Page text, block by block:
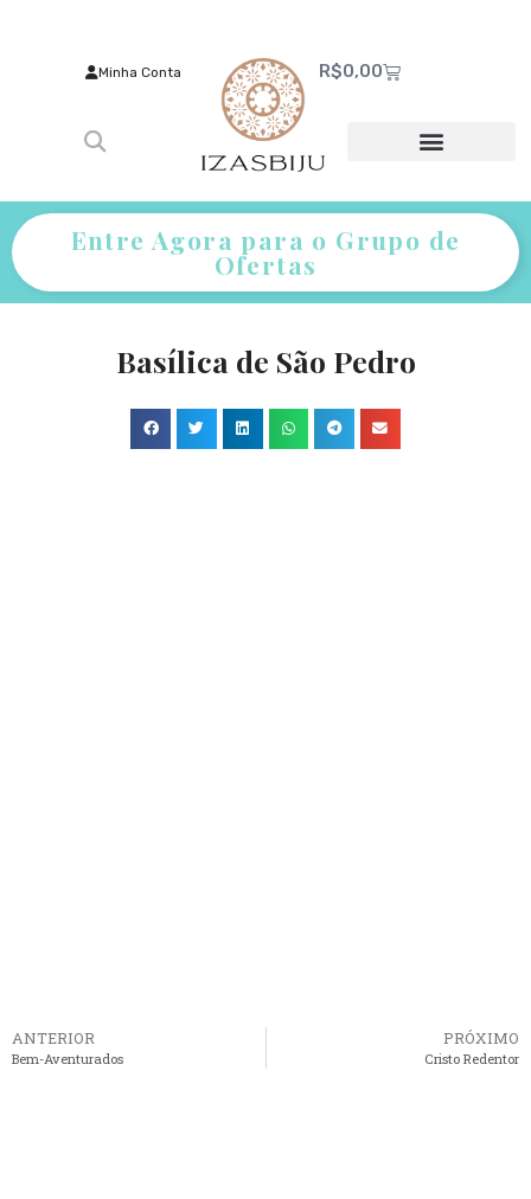
Minha Conta R$0,00
Entre Agora para o Grupo de
Ofertas
Basílica de São Pedro
ANTERIOR
Bem-Aventurados
PRÓXIMO
Cristo Redentor